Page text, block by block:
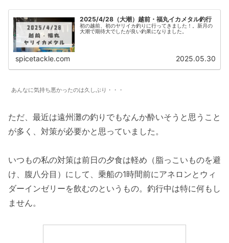
2025/4/28（大潮）越前・福丸イカメタル釣行
初の越前、初のヤリイカ釣りに行ってきました！。新月の
大潮で期待大でしたが良い釣果になりました。
spicetackle.com 2025.05.30
あんなに気持ち悪かったのは久しぶり・・・
ただ、最近は遠州灘の釣りでもなんか酔いそうと思うこと
が多く、対策が必要かと思っていました。
いつもの私の対策は前日の夕食は軽め（脂っこいものを避
け、腹八分目）にして、乗船の1時間前にアネロンとウィ
ダーインゼリーを飲むのというもの。釣行中は特に何もし
ません。